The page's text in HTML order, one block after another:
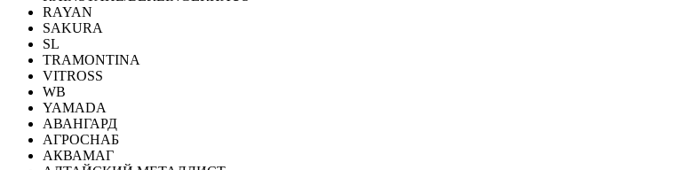
RAYAN
SAKURA
SL
TRAMONTINA
VITROSS
WB
YAMADA
АВАНГАРД
АГРОСНАБ
АКВАМАГ